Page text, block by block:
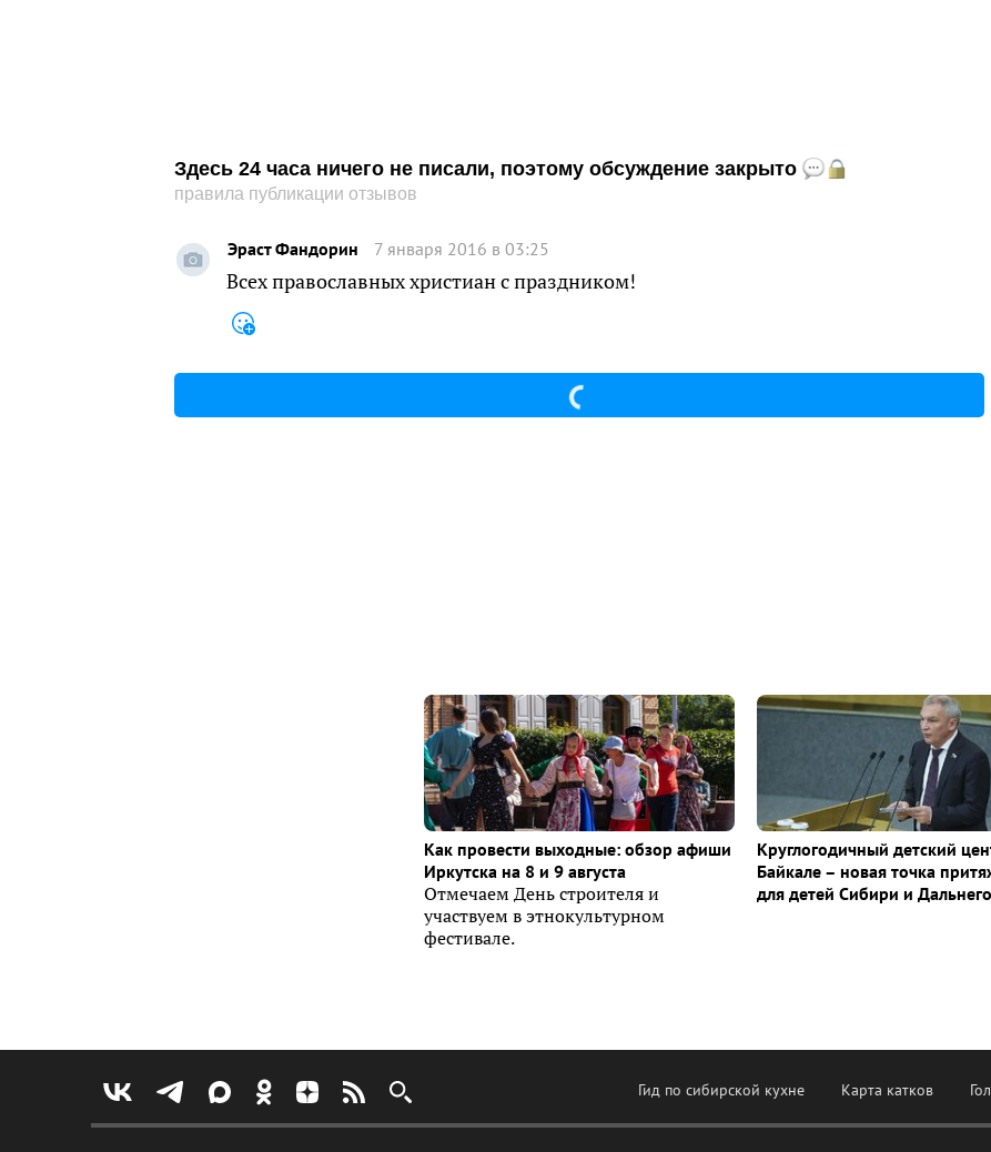
Здесь 24 часа ничего не писали, поэтому обсуждение закрыто
правила публикации отзывов
Эраст Фандорин 7 января 2016 в 03:25
Всех православных христиан с праздником!
Как провести выходные: обзор афиши
Иркутска на 8 и 9 августа
Отмечаем День строителя и
участвуем в этнокультурном
фестивале.
Круглогодичный детский
Байкале – новая точка
для детей Сибири и
Гид по сибирской кухне Карта катков